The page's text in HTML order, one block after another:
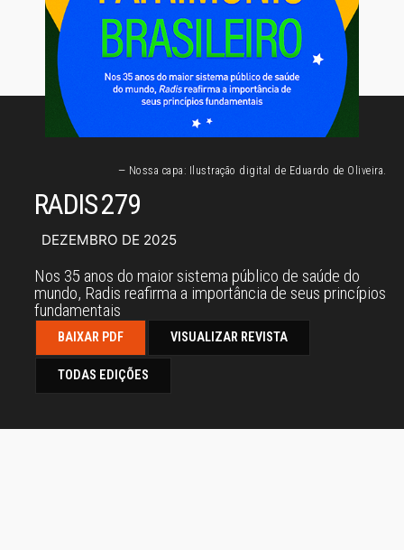
— Nossa capa: Ilustração digital de Eduardo de Oliveira.
RADIS 279
DEZEMBRO DE 2025
Nos 35 anos do maior sistema público de saúde do
mundo, Radis reafirma a importância de seus princípios
fundamentais
BAIXAR PDF VISUALIZAR REVISTA
TODAS EDIÇÕES